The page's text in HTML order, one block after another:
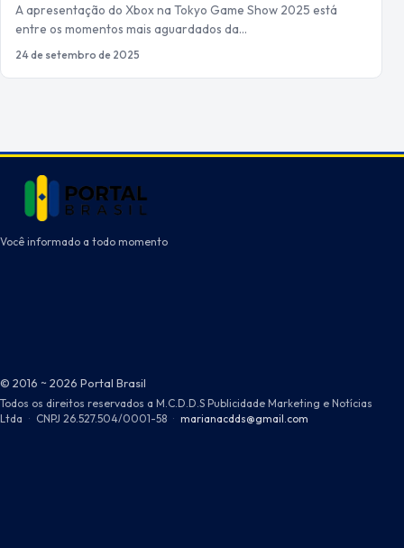
A apresentação do Xbox na Tokyo Game Show 2025 está
entre os momentos mais aguardados da…
24 de setembro de 2025
Você informado a todo momento
© 2016 ~ 2026 Portal Brasil
Todos os direitos reservados a M.C.D.D.S Publicidade Marketing e Notícias
Ltda · CNPJ 26.527.504/0001-58 · marianacdds@gmail.com